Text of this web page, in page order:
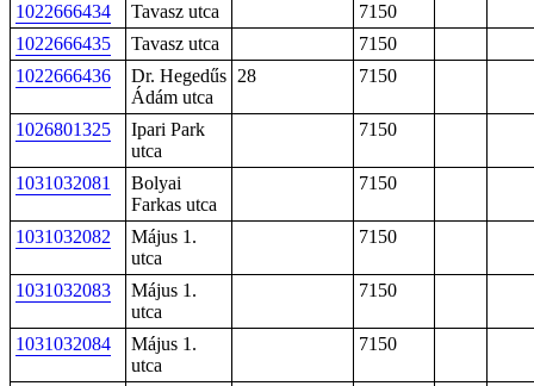
1022666434
Tavasz utca
7150
1022666435
Tavasz utca
7150
1022666436
Dr. Hegedűs
Ádám utca
28 7150
1026801325
Ipari Park
utca
7150
1031032081
Bolyai
Farkas utca
7150
1031032082
Május 1.
utca
7150
1031032083
Május 1.
utca
7150
1031032084
Május 1.
utca
7150